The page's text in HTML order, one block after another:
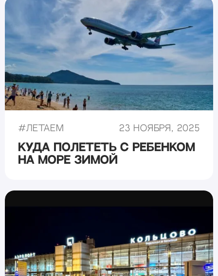
#Летаем 23 ноября, 2025
Куда полететь с ребенком
на море зимой